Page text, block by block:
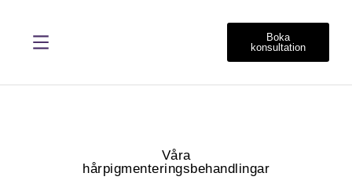
Boka
konsultation
Våra
hårpigmenteringsbehandlingar